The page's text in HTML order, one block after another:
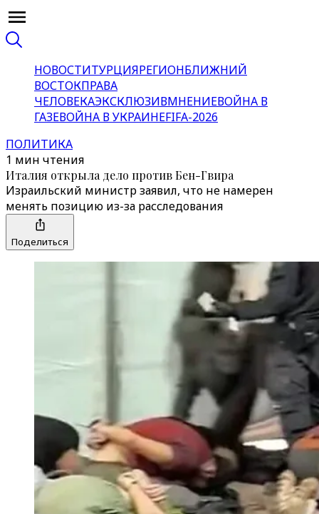
НОВОСТИТУРЦИЯРЕГИОНБЛИЖНИЙ
ВОСТОКПРАВА
ЧЕЛОВЕКАЭКСКЛЮЗИВМНЕНИЕВОЙНА В
ГАЗЕВОЙНА В УКРАИНЕFIFA-2026
ПОЛИТИКА
1 мин чтения
Италия открыла дело против Бен-Гвира
Израильский министр заявил, что не намерен
менять позицию из-за расследования
Поделиться